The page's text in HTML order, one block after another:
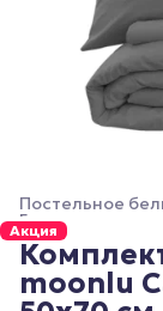
Постельное
Главная
Акция
moonlu